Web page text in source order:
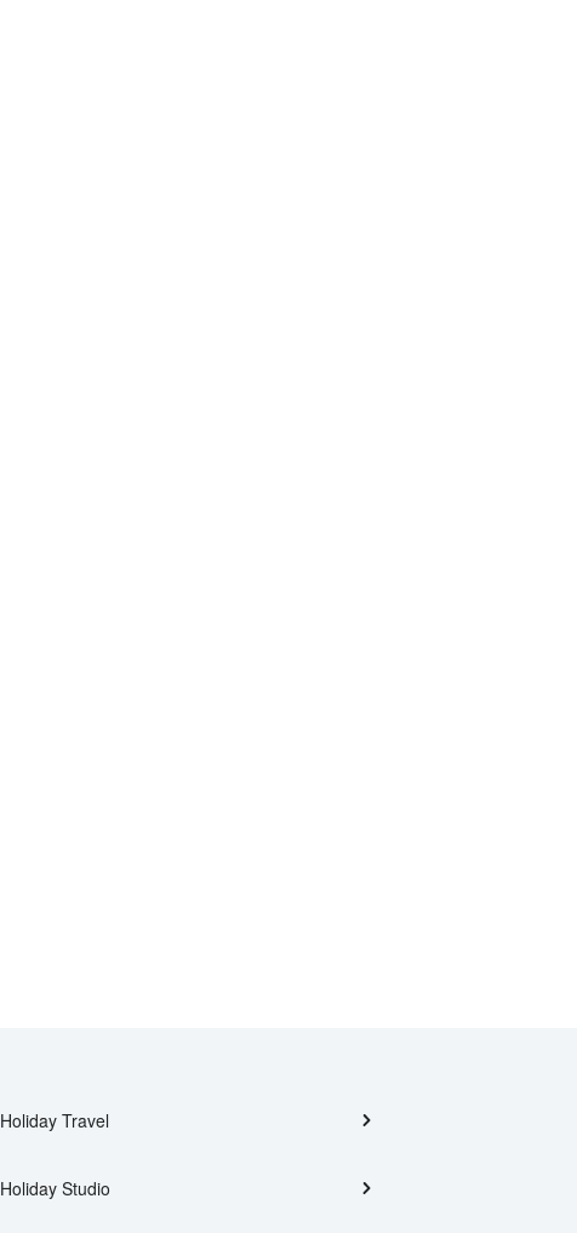
Holiday Travel
Holiday Studio